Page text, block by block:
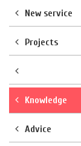
New service
Projects
Knowledge
Advice